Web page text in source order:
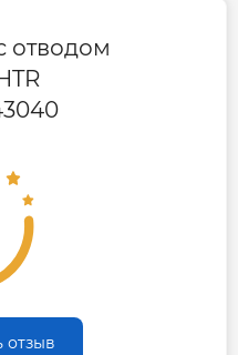
отводом
отзыв